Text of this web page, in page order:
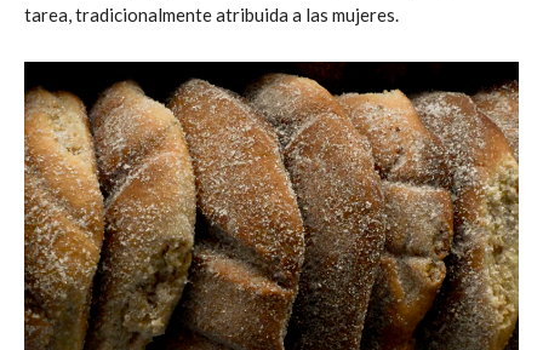
tarea, tradicionalmente atribuida a las mujeres.